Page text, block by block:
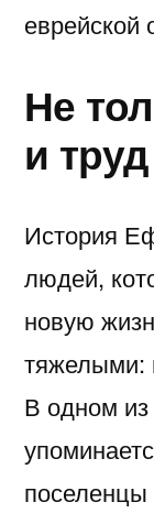
Не
и труд
История
людей,
новую
тяжелыми:
В одном из